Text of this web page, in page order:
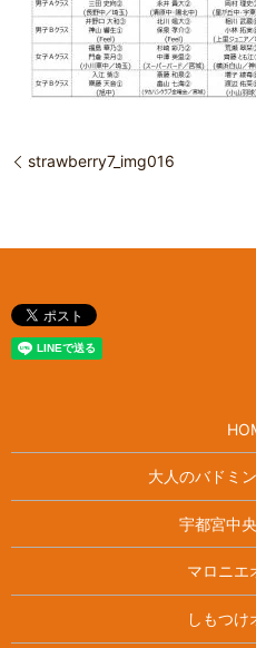
strawberry7_img016
大人のバドミ
宇都宮中
マロニエ
しもつけ